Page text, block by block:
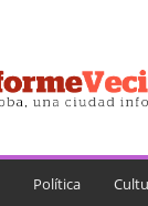
Política